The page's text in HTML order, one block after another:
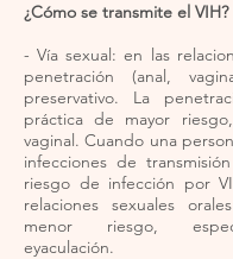
¿Cómo se transmite el VIH?
- Vía sexual: en las
penetración (anal,
preservativo. La
práctica de mayor
vaginal. Cuando una
infecciones de
riesgo de infección por
relaciones sexuales
menor riesgo,
eyaculación.